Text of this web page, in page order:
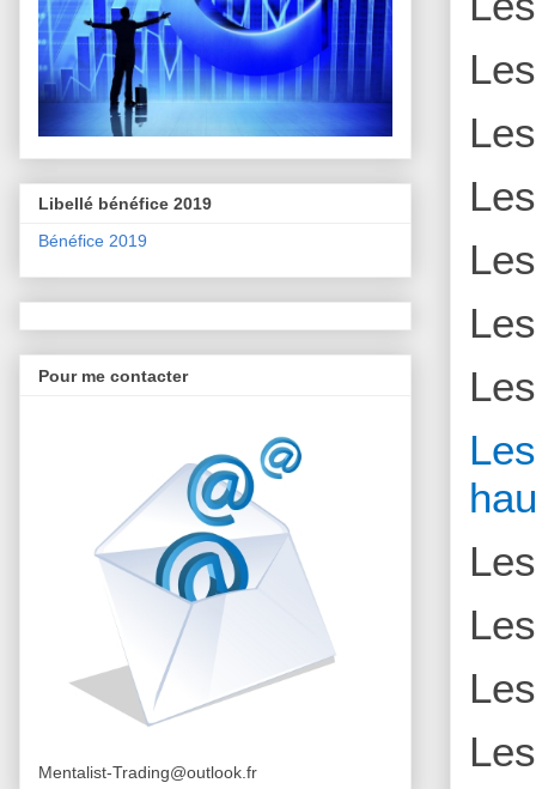
Libellé bénéfice 2019
Bénéfice 2019
Pour me contacter
Mentalist-Trading@outlook.fr